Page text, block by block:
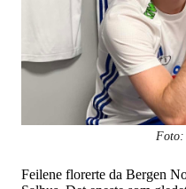
Foto:
Feilene florerte da Bergen